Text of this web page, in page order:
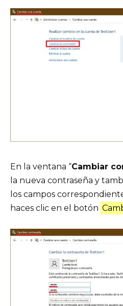
En la ventana “Cambiar
la nueva contraseña y
los campos
haces clic en el botón